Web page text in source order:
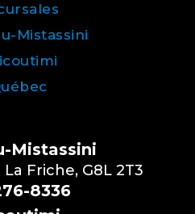
Mistassini
Mistassini
Friche, G8L 2T3
8336